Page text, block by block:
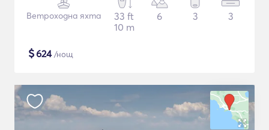
Ветроходна яхта
33 ft
10 m
6 3 3
$624/нощ